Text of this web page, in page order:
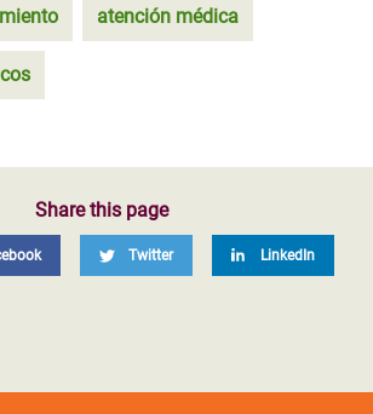
atención médica
Share this page
Twitter LinkedIn